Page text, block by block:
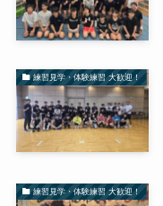
練習見学・体験練習 大歓迎！
練習見学・体験練習 大歓迎！